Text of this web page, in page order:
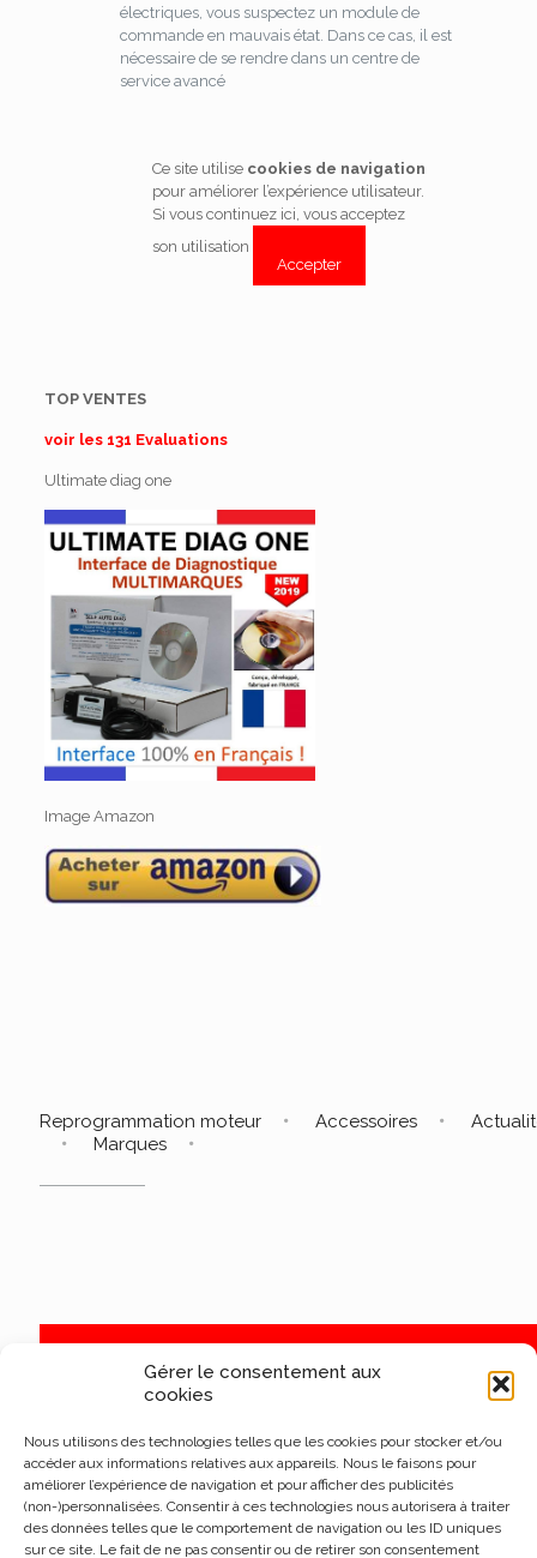
Gérer le consentement aux
cookies
Nous utilisons des technologies telles que les cookies pour stocker et/ou
accéder aux informations relatives aux appareils. Nous le faisons pour
améliorer l’expérience de navigation et pour afficher des publicités
(non-)personnalisées. Consentir à ces technologies nous autorisera à traiter
des données telles que le comportement de navigation ou les ID uniques
sur ce site. Le fait de ne pas consentir ou de retirer son consentement
électriques, vous suspectez un module de
commande en mauvais état. Dans ce cas, il est
nécessaire de se rendre dans un centre de
service avancé
Ce site utilise cookies de navigation
pour améliorer l’expérience utilisateur.
Si vous continuez ici, vous acceptez
son utilisation
Accepter
TOP VENTES
voir les 131 Evaluations
Ultimate diag one
Image Amazon
Reprogrammation moteur Accessoires
Marques